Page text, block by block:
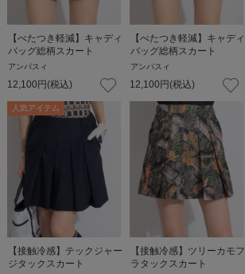
【べたつき軽減】キャディ
バッグ総柄スカート
アンパスィ
12,100円(税込)
【べたつき軽減】キャディ
バッグ総柄スカート
アンパスィ
12,100円(税込)
人気アイテム
【接触冷感】テックジャー
ジタックスカート
【接触冷感】ツリーカモフ
ラタックスカート